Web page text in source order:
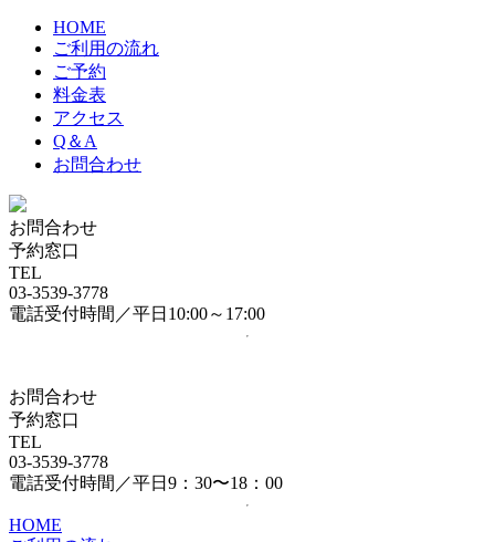
HOME
ご利用の流れ
ご予約
料金表
アクセス
Q＆A
お問合わせ
お問合わせ
予約窓口
TEL
03-3539-3778
電話受付時間／平日10:00～17:00
お問合わせ
予約窓口
TEL
03-3539-3778
電話受付時間／平日9：30〜18：00
HOME